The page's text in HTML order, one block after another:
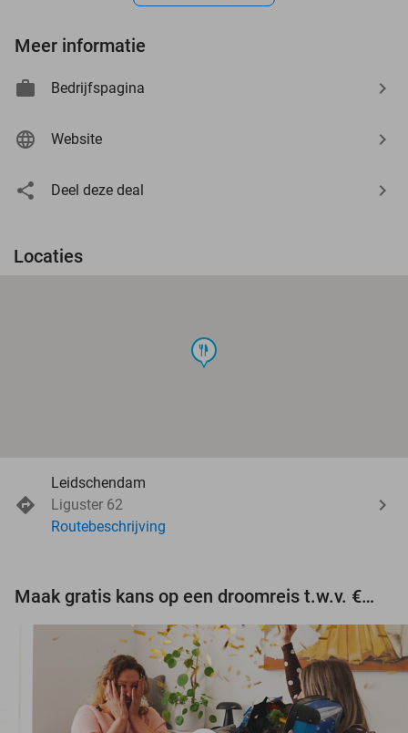
Meer informatie
Bedrijfspagina
Website
Deel deze deal
Locaties
food
Leidschendam
Liguster 62
Routebeschrijving
Maak gratis kans op een droomreis t.w.v. €3.000!